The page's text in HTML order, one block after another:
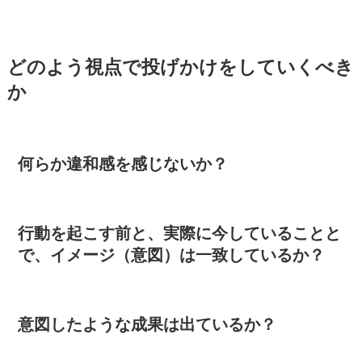
どのよう視点で投げかけをしていくべき
か
何らか違和感を感じないか？
行動を起こす前と、実際に今していることと
で、イメージ（意図）は一致しているか？
意図したような成果は出ているか？